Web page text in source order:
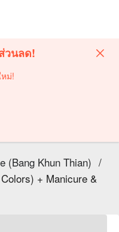
วนลด!
ม่!
(Bang Khun Thian) /
+ Manicure &